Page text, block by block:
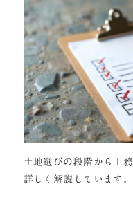
土地選びの段階から工
詳しく解説しています。